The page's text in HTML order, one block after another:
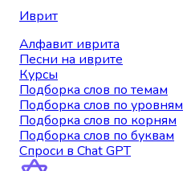
Иврит
Алфавит иврита
Песни на иврите
Курсы
Подборка слов по темам
Подборка слов по уровням
Подборка слов по корням
Подборка слов по буквам
Спроси в Chat GPT